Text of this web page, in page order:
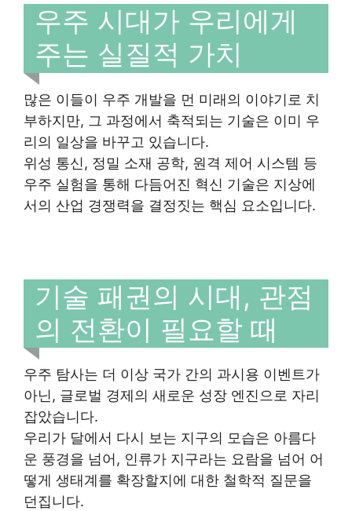
우주 시대가 우리에게
주는 실질적 가치
많은 이들이 우주 개발을 먼 미래의 이야기로 치
부하지만, 그 과정에서 축적되는 기술은 이미 우
리의 일상을 바꾸고 있습니다.
위성 통신, 정밀 소재 공학, 원격 제어 시스템 등
우주 실험을 통해 다듬어진 혁신 기술은 지상에
서의 산업 경쟁력을 결정짓는 핵심 요소입니다.
기술 패권의 시대, 관점
의 전환이 필요할 때
우주 탐사는 더 이상 국가 간의 과시용 이벤트가
아닌, 글로벌 경제의 새로운 성장 엔진으로 자리
잡았습니다.
우리가 달에서 다시 보는 지구의 모습은 아름다
운 풍경을 넘어, 인류가 지구라는 요람을 넘어 어
떻게 생태계를 확장할지에 대한 철학적 질문을
던집니다.